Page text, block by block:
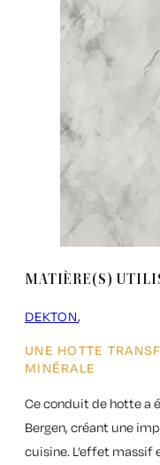
MATIÈRE(S)
DEKTON
UNE HOTTE
MINÉRALE
Ce conduit de hotte a
Bergen, créant une
cuisine. L’effet massif